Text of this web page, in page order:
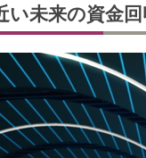
い未来の資金